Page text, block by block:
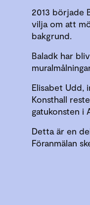
2013 började
vilja om att
bakgrund.
Baladk har
Elisabet Udd,
Konsthall
gatukonsten i
Detta är en
Föranmälan